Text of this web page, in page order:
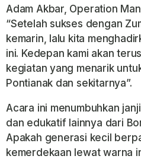
Adam Akbar, Operation
“Setelah sukses dengan
kemarin, lalu kita
ini. Kedepan kami akan
kegiatan yang menarik
Pontianak dan sekitarnya”.
Acara ini menumbuhkan
dan edukatif lainnya dari
Apakah generasi kecil
kemerdekaan lewat warna